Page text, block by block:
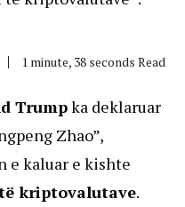
1 minute, 38 seconds Read
Trumpka deklaruar
Zhao”,
e kaluar e kishte
kriptovalutave.